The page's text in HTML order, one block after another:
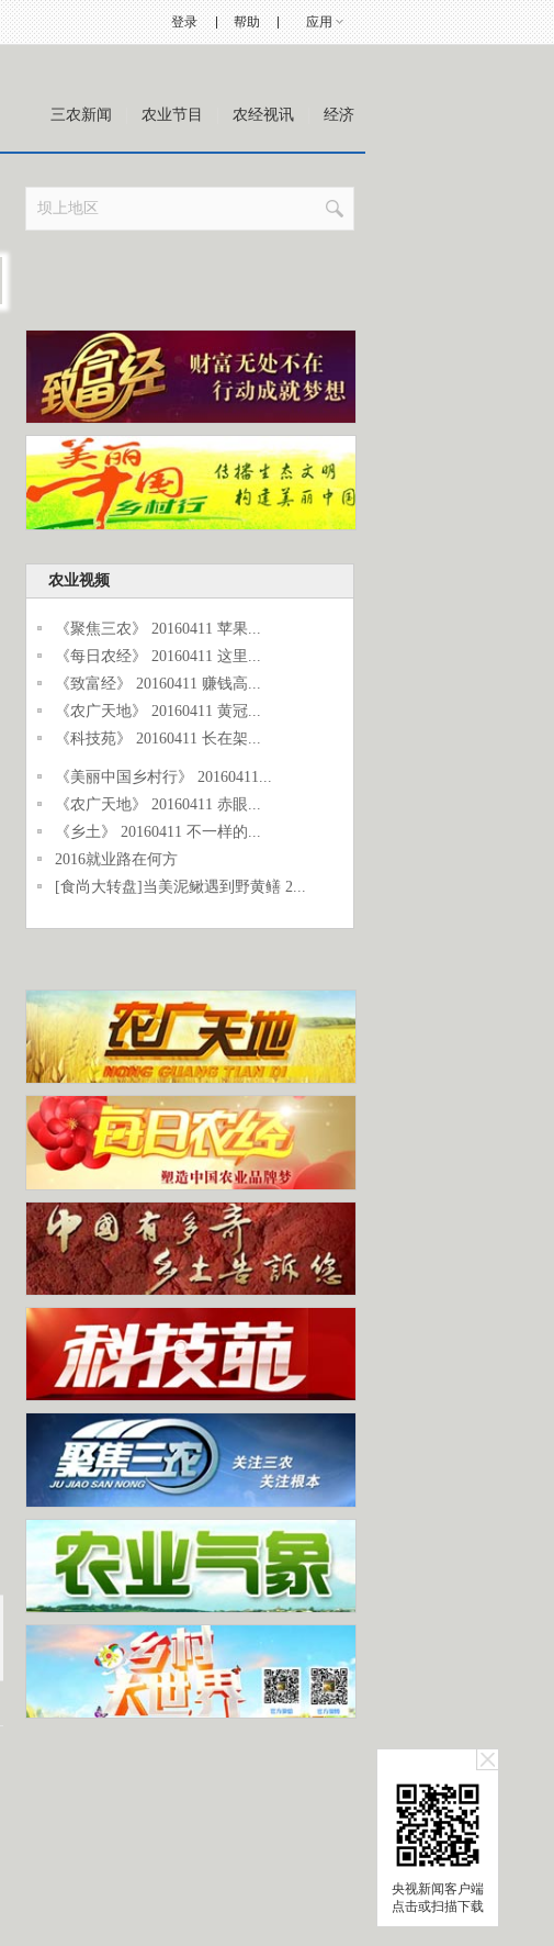
央视新闻客户端
点击或扫描下载
帮助 应用
登录
三农新闻 农业节目 农经视讯 经济
农业视频
《聚焦三农》 20160411 苹果...
《每日农经》 20160411 这里...
《致富经》 20160411 赚钱高...
《农广天地》 20160411 黄冠...
《科技苑》 20160411 长在架...
《美丽中国乡村行》 20160411...
《农广天地》 20160411 赤眼...
《乡土》 20160411 不一样的...
2016就业路在何方
[食尚大转盘]当美泥鳅遇到野黄鳝 2...